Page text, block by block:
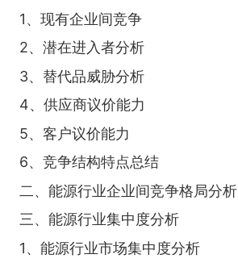
1、现有企业间竞争
2、潜在进入者分析
3、替代品威胁分析
4、供应商议价能力
5、客户议价能力
6、竞争结构特点总结
二、能源行业企业间竞争格局分析
三、能源行业集中度分析
1、能源行业市场集中度分析